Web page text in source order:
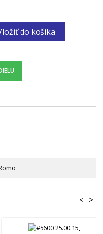
do košíka
>
<